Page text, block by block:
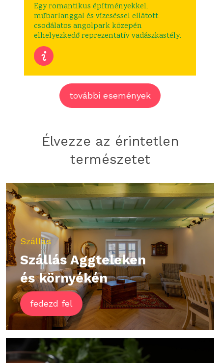
Egy romantikus építményekkel,
műbarlanggal és vízeséssel ellátott
csodálatos angolpark közepén
elhelyezkedő reprezentatív vadászkastély.
további események
Élvezze az érintetlen
természetet
Szállás
Szállás Aggteleken
és környékén
fedezd fel